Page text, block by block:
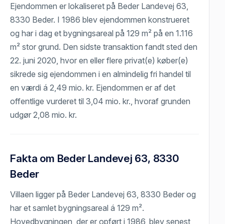
Ejendommen er lokaliseret på Beder Landevej 63,
8330 Beder. I 1986 blev ejendommen konstrueret
og har i dag et bygningsareal på 129 m² på en 1.116
m² stor grund. Den sidste transaktion fandt sted den
22. juni 2020, hvor en eller flere privat(e) køber(e)
sikrede sig ejendommen i en almindelig fri handel til
en værdi á 2,49 mio. kr. Ejendommen er af det
offentlige vurderet til 3,04 mio. kr., hvoraf grunden
udgør 2,08 mio. kr.
Fakta om Beder Landevej 63, 8330
Beder
Villaen ligger på Beder Landevej 63, 8330 Beder og
har et samlet bygningsareal á 129 m².
Hovedbygningen, der er opført i 1986, blev senest